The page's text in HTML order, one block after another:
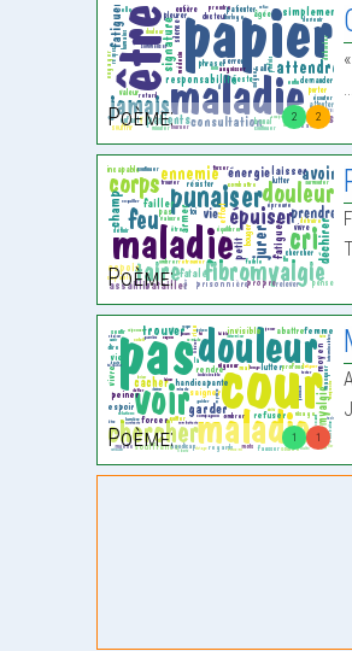
2 2
Poème:
…
Poème:
1 1
Poème: